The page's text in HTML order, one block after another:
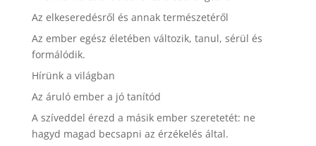
Az elkeseredésről és annak természetéről
Az ember egész életében változik, tanul, sérül és
formálódik.
Hírünk a világban
Az áruló ember a jó tanítód
A szíveddel érezd a másik ember szeretetét: ne
hagyd magad becsapni az érzékelés által.